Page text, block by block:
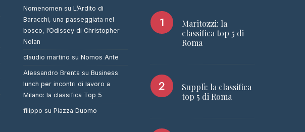
Nomenomen su L’Ardito di
Baracchi, una passeggiata nel
bosco, l’Odissey di Christopher
Nolan
claudio martino su Nomos Ante
Alessandro Brenta su Business
lunch per incontri di lavoro a
Milano: la classifica Top 5
filippo su Piazza Duomo
Maritozzi: la
classifica top 5 di
Roma
Supplì: la classifica
top 5 di Roma